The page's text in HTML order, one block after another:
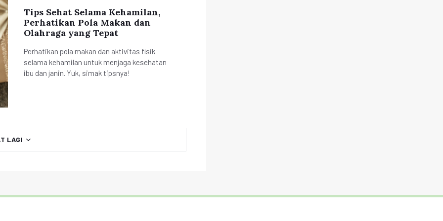
Tips Sehat Selama Kehamilan,
Perhatikan Pola Makan dan
Olahraga yang Tepat
Perhatikan pola makan dan aktivitas fisik
selama kehamilan untuk menjaga kesehatan
ibu dan janin. Yuk, simak tipsnya!
LAGI